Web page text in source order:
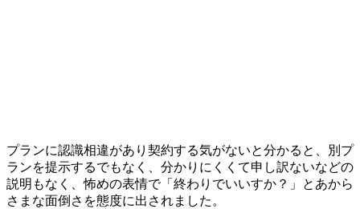
プランに認識相違があり契約する気がないと分かると、別プ
ランを提示するでもなく、分かりにくくて申し訳ないなどの
説明もなく、怖めの表情で「終わりでいいすか？」とあから
さまな面倒さを態度に出されました。